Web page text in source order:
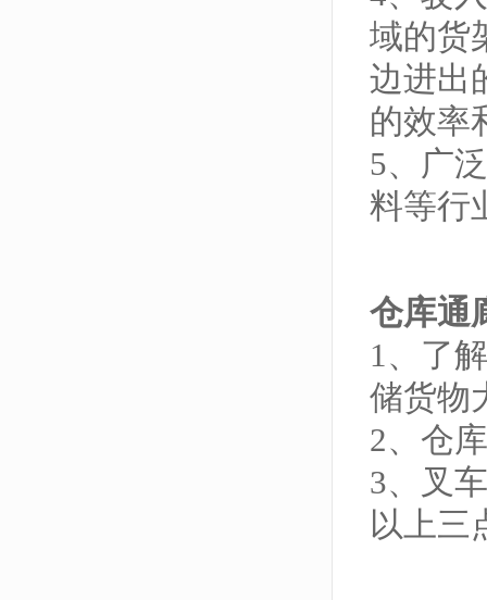
域的货
边进出
的效率
5、广
料等
仓库通
1、了
储货物
2、仓
3、叉
以上三